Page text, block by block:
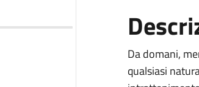
Da domani,
qualsiasi